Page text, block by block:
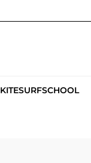
KITESURFSCHOOL